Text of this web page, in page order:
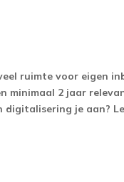
ruimte voor eigen
minimaal 2 jaar
je aan?